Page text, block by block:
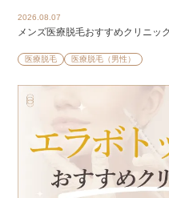
2026.08.07
メンズ医療脱毛おすすめクリニッ
医療脱毛 医療脱毛（男性）